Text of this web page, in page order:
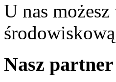
U nas
Nasz partner